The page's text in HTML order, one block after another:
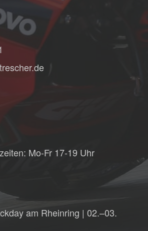
Mo-Fr 17-19 Uhr
am Rheinring | 02.–03.